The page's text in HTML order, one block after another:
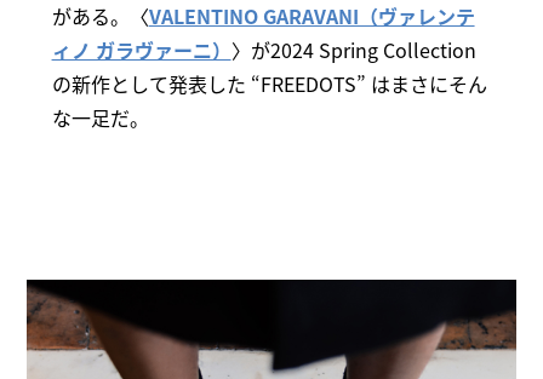
がある。〈VALENTINO GARAVANI（ヴァレンテ
ィノ ガラヴァーニ） 〉が2024 Spring Collection
の新作として発表した “FREEDOTS” はまさにそん
な一足だ。